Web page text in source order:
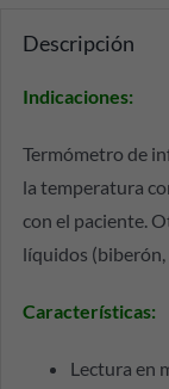
Descripción
Indicaciones:
Termómetro de
la temperatura
con el paciente.
líquidos (biberón,
Características:
Lectura en